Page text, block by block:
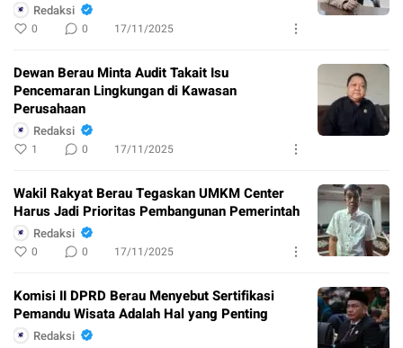
Redaksi
0 0 17/11/2025
Dewan Berau Minta Audit Takait Isu
Pencemaran Lingkungan di Kawasan
Perusahaan
Redaksi
1 0 17/11/2025
Wakil Rakyat Berau Tegaskan UMKM Center
Harus Jadi Prioritas Pembangunan Pemerintah
Redaksi
0 0 17/11/2025
Komisi II DPRD Berau Menyebut Sertifikasi
Pemandu Wisata Adalah Hal yang Penting
Redaksi